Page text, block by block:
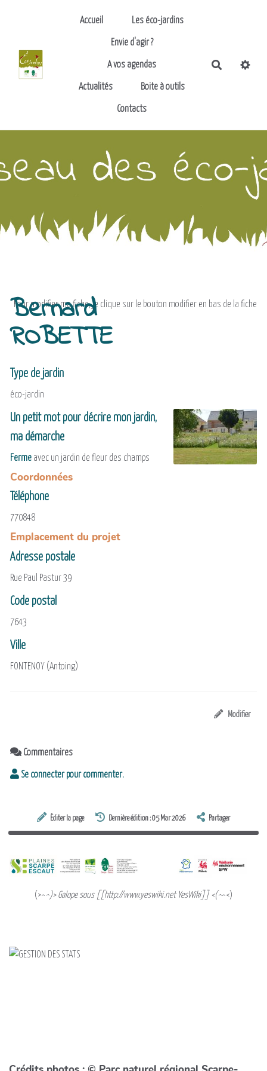
Aller au contenu principal
Accueil Les éco-jardins
Envie d'agir ?
A vos agendas
Actualités Boite à outils
Contacts
Pour modifier ma fiche, je clique sur le bouton modifier en bas de la fiche
Bernard
ROBETTE
Type de jardin
éco-jardin
Un petit mot pour décrire mon jardin,
ma démarche
Ferme avec un jardin de fleur des champs
Coordonnées
Téléphone
770848
Emplacement du projet
Adresse postale
Rue Paul Pastur 39
Code postal
7643
Ville
FONTENOY (Antoing)
Modifier
Commentaires
Se connecter pour commenter.
Éditer la page Dernière édition : 05 Mar 2026 Partager
(>^ ^)> Galope sous [[http://www.yeswiki.net YesWiki]] <(^^<)